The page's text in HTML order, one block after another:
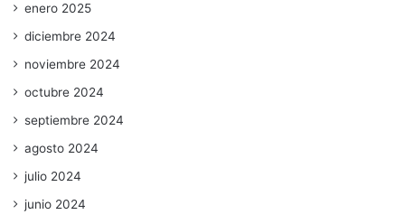
enero 2025
diciembre 2024
noviembre 2024
octubre 2024
septiembre 2024
agosto 2024
julio 2024
junio 2024